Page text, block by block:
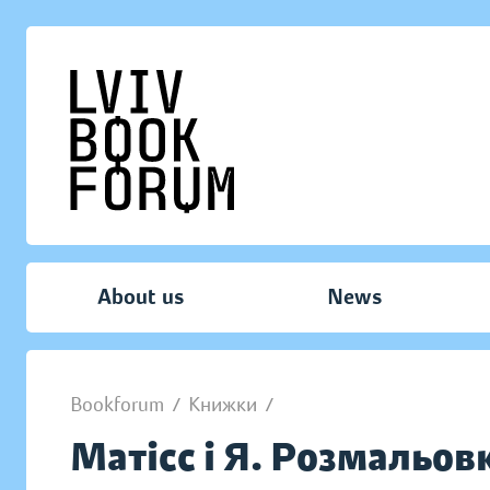
About us News
Bookforum / Книжки /
Матісс і Я.